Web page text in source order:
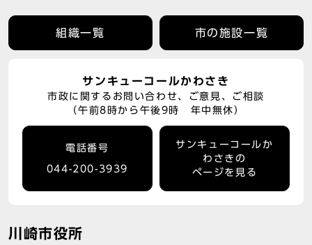
組織一覧 市の施設一覧
サンキューコールかわさき
市政に関するお問い合わせ、ご意見、ご相談
（午前8時から午後9時 年中無休）
電話番号
044-200-3939
サンキューコールか
わさきの
ページを見る
川崎市役所